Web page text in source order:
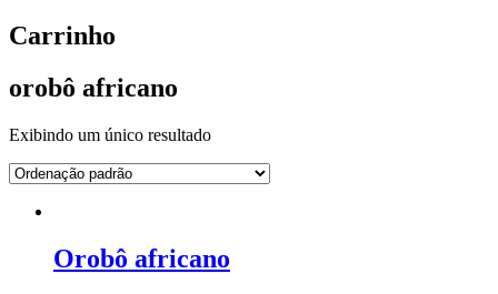
Carrinho
orobô africano
Exibindo um único resultado
Orobô africano